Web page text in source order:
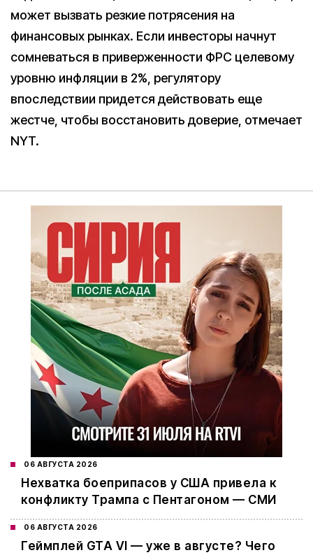
может вызвать резкие потрясения на
финансовых рынках. Если инвесторы начнут
сомневаться в приверженности ФРС целевому
уровню инфляции в 2%, регулятору
впоследствии придется действовать еще
жестче, чтобы восстановить доверие, отмечает
NYT.
06 АВГУСТА 2026
Нехватка боеприпасов у США привела к
конфликту Трампа с Пентагоном — СМИ
06 АВГУСТА 2026
Геймплей GTA VI — уже в августе? Чего